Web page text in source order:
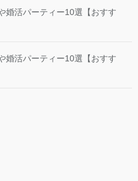
婚活パーティー10選【おすす
婚活パーティー10選【おすす